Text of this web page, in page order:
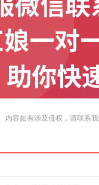
内容如有涉及侵权，请联系